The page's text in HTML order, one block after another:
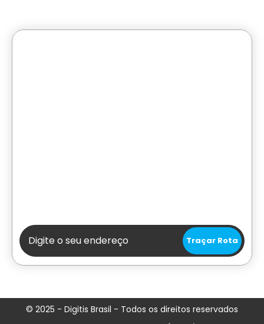
© 2025 - Digitis Brasil - Todos os direitos reservados